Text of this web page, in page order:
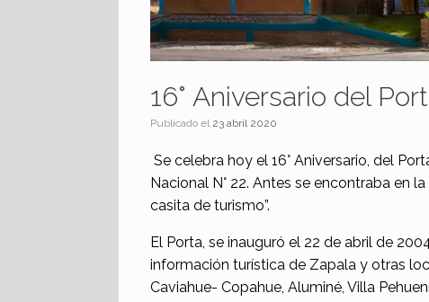
16° Aniversario del
Publicado el 23 abril 2020
Se celebra hoy el 16° Aniversario, del
Nacional N° 22. Antes se encontraba en
casita de turismo”.
El Porta, se inauguró el 22 de abril de
información turística de Zapala y otras
Caviahue- Copahue, Aluminé, Villa